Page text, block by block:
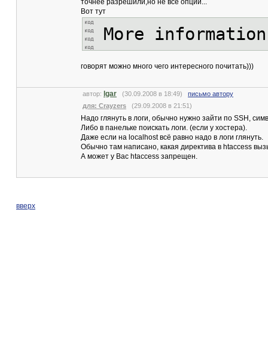
точнее разрешили,но не все опции...
Вот тут
More
говорят можно много чего интересного почитать)))
автор: lgar (30.09.2008 в 18:49) письмо автору
для: Crayzers (29.09.2008 в 21:51)
Надо глянуть в логи, обычно нужно зайти по SSH,
Либо в панельке поискать логи. (если у хостера).
Даже если на localhost всё равно надо в логи глянуть.
Обычно там написано, какая директива в htaccess
А может у Вас htaccess запрещен.
вверх